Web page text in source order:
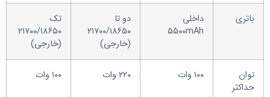
باتری
داخلی
۵۵۰۰mAh
دو تا
۲۱۷۰۰/۱۸۶۵۰
(خارجی)
تک
۲۱۷۰۰/۱۸۶۵۰
(خارجی)
توان
حداکثر
۱۰۰ وات ۲۲۰ وات ۱۰۰ وات